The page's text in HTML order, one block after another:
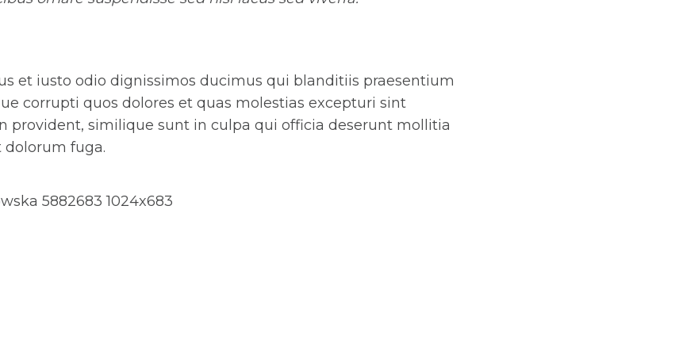
et iusto odio dignissimos ducimus qui blanditiis praesentium
corrupti quos dolores et quas molestias excepturi sint
provident, similique sunt in culpa qui officia deserunt mollitia
fuga.